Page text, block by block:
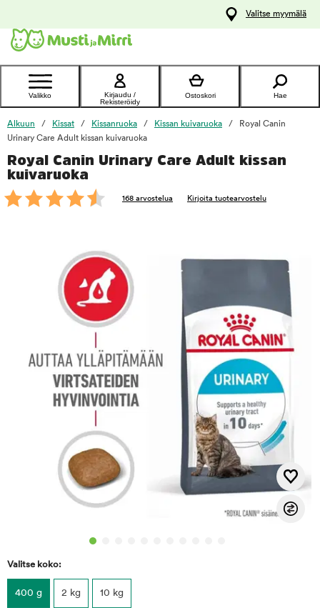
Ota yhteyttä
asiakaspalveluun
Valitse myymälä
Valikko
Kirjaudu /
Rekisteröidy
Ostoskori Hae
Alkuun Kissat Kissanruoka Kissan kuivaruoka
Royal Canin
Urinary Care Adult kissan kuivaruoka
Royal Canin Urinary Care Adult kissan
kuivaruoka
168 arvostelua Kirjoita tuotearvostelu
Valitse koko:
400 g 2 kg 10 kg
foo